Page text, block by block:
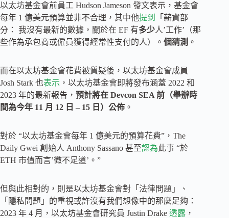
以太坊基金會前員工 Hudson Jameson 發文表示，基金會
每年 1 億美元預算並非不合理，其中他提到
「薪資部
分： 我沒有最新的數據，關於在 EF 有多少人’工作’（那
些作為承包商或僱員獲得經常性支付的人）。 個猜測 。
而在以太坊基金會花費被質疑後，以太坊基金會成員
Josh Stark 也表示 ，以太坊基金會即將發布涵蓋 2022 和
2023 年的最新報告， 預計將在 Devcon SEA 前（舉辦時
間為今年 11 月 12 日 – 15 日）公佈 。
對於 “以太坊基金會每年 1 億美元的預算花費”，The
Daily Gwei 創始人 Anthony Sassano 甚至認為此事 “於
ETH 市值而言’微不足道’。”
但與此相對的，則是以太坊基金會對「法律問題」、
「隱私問題」的重視或許沒有我們想像中的那麼足夠：
2023 年 4 月，以太坊基金會研究員 Justin Drake 透露 ，